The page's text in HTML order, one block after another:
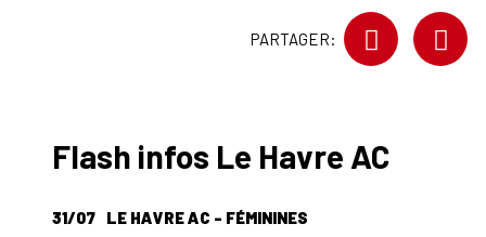
PARTAGER:
Flash infos Le Havre AC
31/07 LE HAVRE AC - FÉMININES